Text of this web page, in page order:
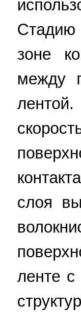
Стадию
зоне
между
слоя
ленте с